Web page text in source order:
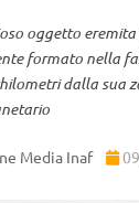
oggetto
formato nella
dalla sua
Media Inaf